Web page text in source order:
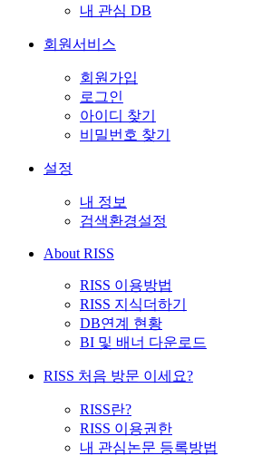
내 관심 DB
회원서비스
회원가입
로그인
아이디 찾기
비밀번호 찾기
설정
내 정보
검색환경설정
About RISS
RISS 이용방법
RISS 지식더하기
DB연계 현황
BI 및 배너 다운로드
RISS 처음 방문 이세요?
RISS란?
RISS 이용권한
내 관심논문 등록방법